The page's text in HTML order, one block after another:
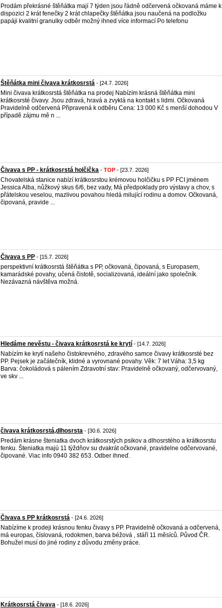
Prodám překrásné štěňátka mají 7 týden jsou řádně odčervená očkovaná máme k
dispozici 2 krát fenečky 2 krát chlapečky štěňátka jsou naučená na podložku
papáji kvalitní granulky odběr možný ihned více informací Po telefonu
Štěňátka mini čivava krátkosrstá - [24.7. 2026]
Mini čivava krátkosrstá štěňátka na prodej Nabízím krásná štěňátka mini
krátkosrsté čivavy. Jsou zdravá, hravá a zvyklá na kontakt s lidmi. Očkovaná
Pravidelně odčervená Připravená k odběru Cena: 13 000 Kč s menší dohodou V
případě zájmu mě n ...
Čivava s PP - krátkosrstá holčička - TOP - [23.7. 2026]
Chovatelská stanice nabízí krátkosrstou krémovou holčičku s PP FCI jménem
Jessica Alba, nůžkový skus 6/6, bez vady, Má předpoklady pro výstavy a chov, s
přátelskou veselou, mazlivou povahou hledá milující rodinu a domov. Očkovaná,
čipovaná, pravide ...
Čivava s PP - [15.7. 2026]
perspektivní krátkosrstá štěňátka s PP, očkovaná, čipovaná, s Europasem,
kamarádské povahy, učená čistotě, socializovaná, ideální jako společník.
Nezávazná návštěva možná.
Hledáme nevěstu - čivava krátkosrstá ke krytí - [14.7. 2026]
Nabízím ke krytí našeho čistokrevného, zdravého samce čivavy krátkosrsté bez
PP. Pejsek je začátečník, klidné a vyrovnané povahy. Věk: 7 let Váha: 3,5 kg
Barva: čokoládová s pálením Zdravotní stav: Pravidelně očkovaný, odčervovaný,
ve skv ...
čivava krátkosrstá,dlhosrsta - [30.6. 2026]
Predám krásne šteniatka dvoch krátkosrstých psikov a dlhosrstého a krátkosrstu
fenku. Šteniatka majú 11 týždňov su dvakrát očkované, pravidelne odčervované,
čipované. Viac info 0940 382 653. Odber ihneď.
Čivava s PP krátkosrstá - [24.6. 2026]
Nabízíme k prodeji krásnou fenku čivavy s PP. Pravidelně očkovaná a odčervená,
má europas, číslovaná, rodokmen, barva béžová , stáří 11 měsíců. Původ ČR.
Bohužel musí do jiné rodiny z důvodu změny práce.
Krátkosrstá čivava - [18.6. 2026]